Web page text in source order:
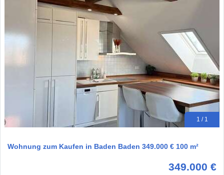
1 / 1
Wohnung zum Kaufen in Baden Baden 349.000 € 100 m²
349.000 €